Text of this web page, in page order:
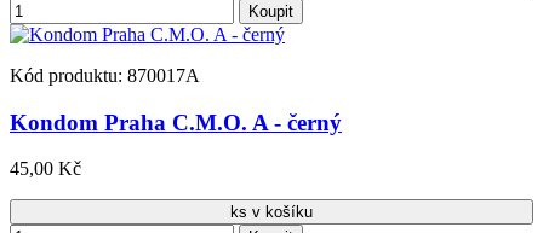
Koupit
Kód produktu: 870017A
Kondom Praha C.M.O. A - černý
45,00 Kč
ks v košíku